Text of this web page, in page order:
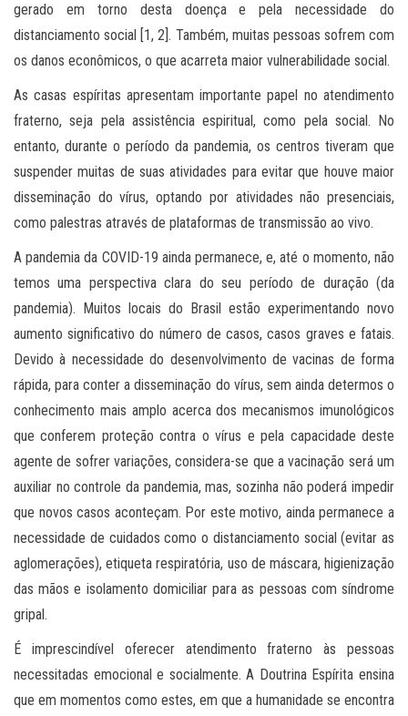
gerado em torno desta doença e pela necessidade do
distanciamento social [1, 2]. Também, muitas pessoas sofrem com
os danos econômicos, o que acarreta maior vulnerabilidade social.
As casas espíritas apresentam importante papel no atendimento
fraterno, seja pela assistência espiritual, como pela social. No
entanto, durante o período da pandemia, os centros tiveram que
suspender muitas de suas atividades para evitar que houve maior
disseminação do vírus, optando por atividades não presenciais,
como palestras através de plataformas de transmissão ao vivo.
A pandemia da COVID-19 ainda permanece, e, até o momento, não
temos uma perspectiva clara do seu período de duração (da
pandemia). Muitos locais do Brasil estão experimentando novo
aumento significativo do número de casos, casos graves e fatais.
Devido à necessidade do desenvolvimento de vacinas de forma
rápida, para conter a disseminação do vírus, sem ainda determos o
conhecimento mais amplo acerca dos mecanismos imunológicos
que conferem proteção contra o vírus e pela capacidade deste
agente de sofrer variações, considera-se que a vacinação será um
auxiliar no controle da pandemia, mas, sozinha não poderá impedir
que novos casos aconteçam. Por este motivo, ainda permanece a
necessidade de cuidados como o distanciamento social (evitar as
aglomerações), etiqueta respiratória, uso de máscara, higienização
das mãos e isolamento domiciliar para as pessoas com síndrome
gripal.
É imprescindível oferecer atendimento fraterno às pessoas
necessitadas emocional e socialmente. A Doutrina Espírita ensina
que em momentos como estes, em que a humanidade se encontra